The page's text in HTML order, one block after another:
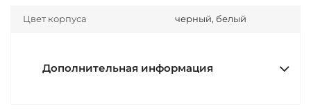
Цвет корпуса черный, белый
Дополнительная информация